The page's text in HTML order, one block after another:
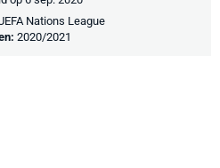
Nations League
2020/2021